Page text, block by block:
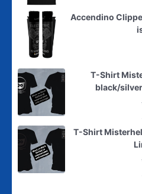
Accendino
T-Shirt
black/
T-Shirt